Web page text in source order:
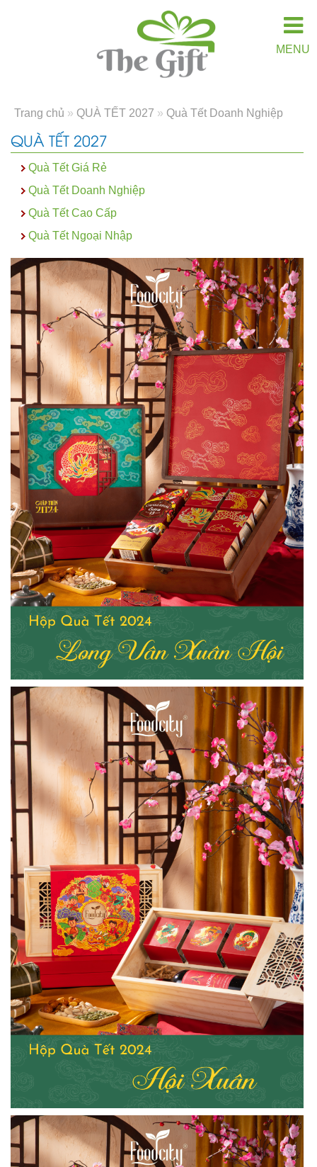
MENU
Trang chủ » QUÀ TẾT 2027 » Quà Tết Doanh Nghiệp
QUÀ TẾT 2027
Quà Tết Giá Rẻ
Quà Tết Doanh Nghiệp
Quà Tết Cao Cấp
Quà Tết Ngoại Nhập